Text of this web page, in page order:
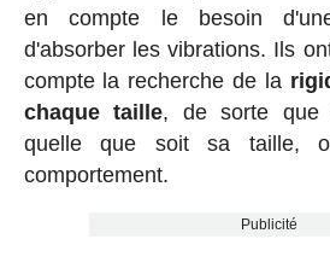
en compte le besoin
d'absorber les vibrations. Ils
compte la recherche de la
chaque taille, de sorte que
quelle que soit sa taille,
comportement.
Publicité